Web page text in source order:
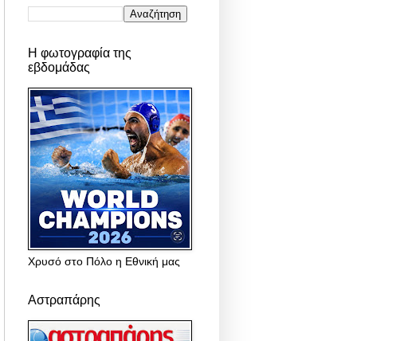
Η φωτογραφία της
εβδομάδας
Χρυσό στο Πόλο η Εθνική μας
Αστραπάρης